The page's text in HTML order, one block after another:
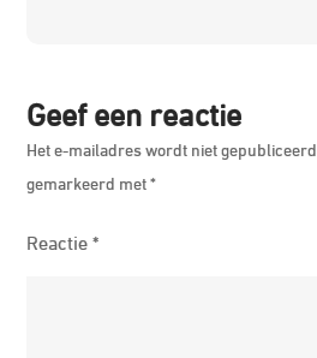
Geef een reactie
Het e-mailadres wordt niet gepubliceerd.
gemarkeerd met*
Reactie*